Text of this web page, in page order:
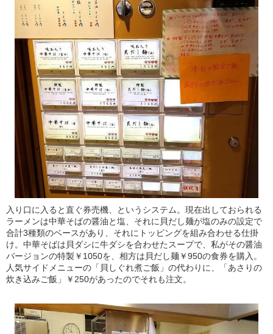
入り口に入ると直ぐ券売機、というシステム。現在出しておられる
ラーメンは中華そばの醤油と塩、それに貝だし麺が塩のみの設定で
合計3種類のベースがあり、それにトッピングを組み合わせる仕掛
け。中華そばは貝ダシに牛ダシを合わせたスープで、私がその醤油
バージョンの特製￥1050を、相方は貝だし麺￥950の食券を購入。
人気サイドメニューの「貝しぐれ煮ご飯」の代わりに、「あさりの
炊き込みご飯」￥250があったのでそれも注文。